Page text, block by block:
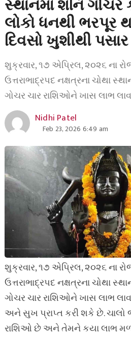
સ્થાનમાં શનિ ગોચર
લોકો ધનથી
દિવસો ખુશીથી
શુક્રવાર, ૧૭ એપ્રિલ, ૨૦૨૬ ના
ઉત્તરાભાદ્રપદ નક્ષત્રના ચોથા
ગોચર ચાર રાશિઓને ખાસ લાભ
Nidhi Patel
Feb 23, 2026 6:49 am
શુક્રવાર, ૧૭ એપ્રિલ, ૨૦૨૬ ના
ઉત્તરાભાદ્રપદ નક્ષત્રના ચોથા
ગોચર ચાર રાશિઓને ખાસ લાભ
અને સુખ પ્રાપ્ત કરી શકે છે.
રાશિઓ છે અને તેમને કયા લાભ